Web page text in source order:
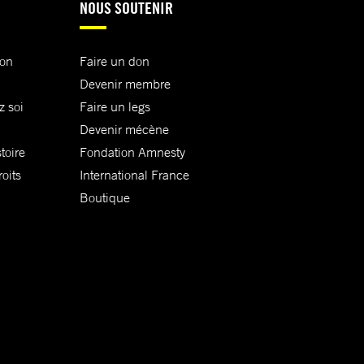
soi
NOUS SOUTENIR
Faire un don
Devenir membre
Faire un legs
Devenir mécène
Fondation Amnesty
International France
Boutique